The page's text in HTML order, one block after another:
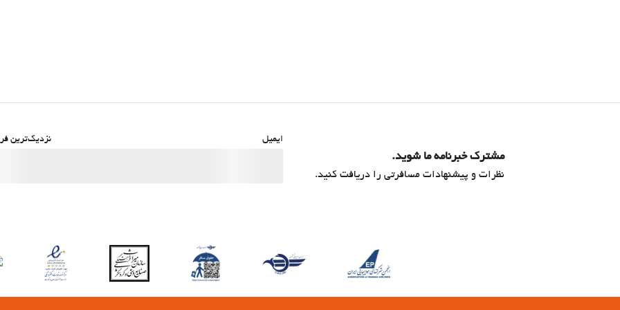
مشترک خبرنامه ما شوید.
نظرات و پیشنهادات مسافرتی را دریافت کنید.
ایمیل نزدیک‌ترین